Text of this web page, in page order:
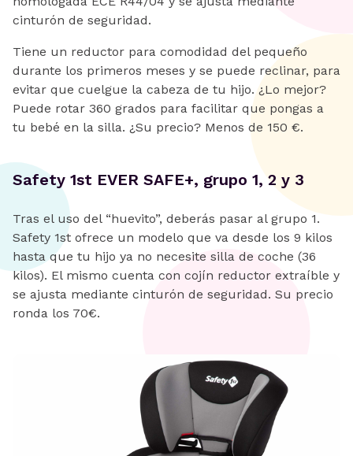
cinturón de seguridad.
Tiene un reductor para comodidad del pequeño
durante los primeros meses y se puede reclinar, para
evitar que cuelgue la cabeza de tu hijo. ¿Lo mejor?
Puede rotar 360 grados para facilitar que pongas a
tu bebé en la silla. ¿Su precio? Menos de 150 €.
Safety 1st EVER SAFE+, grupo 1, 2 y 3
Tras el uso del “huevito”, deberás pasar al grupo 1.
Safety 1st ofrece un modelo que va desde los 9 kilos
hasta que tu hijo ya no necesite silla de coche (36
kilos). El mismo cuenta con cojín reductor extraíble y
se ajusta mediante cinturón de seguridad. Su precio
ronda los 70€.